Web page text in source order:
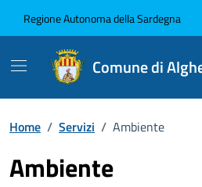
Regione Autonoma della Sardegna
Comune di
Home / Servizi / Ambiente
Ambiente